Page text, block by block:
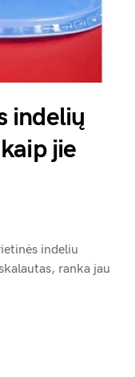
indelių
jie
indeliu
ranka jau